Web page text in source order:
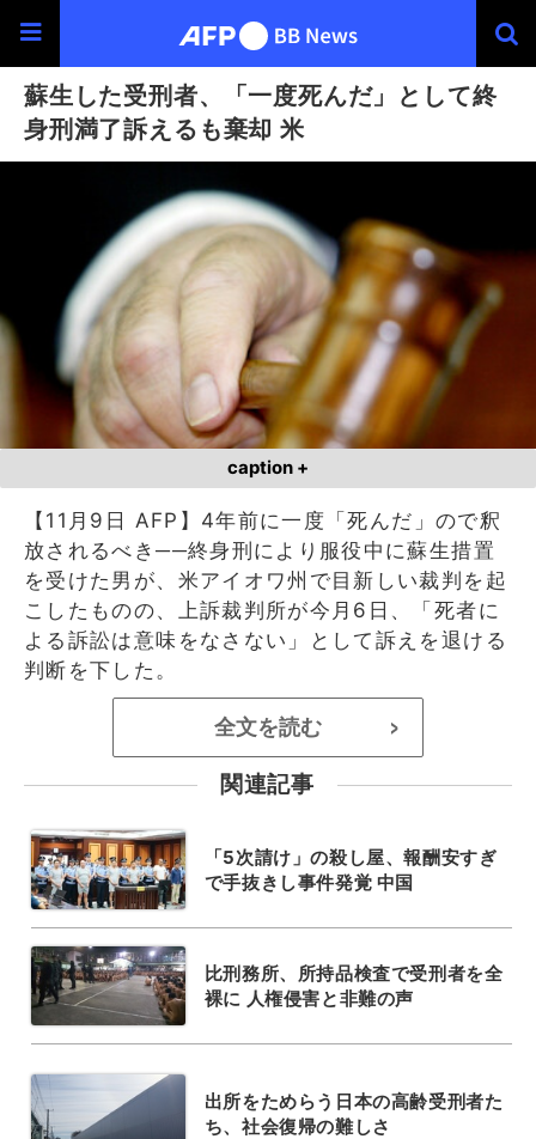
蘇生した受刑者、「一度死んだ」として終
身刑満了訴えるも棄却 米
caption +
【11月9日 AFP】4年前に一度「死んだ」ので釈
放されるべき──終身刑により服役中に蘇生措置
を受けた男が、米アイオワ州で目新しい裁判を起
こしたものの、上訴裁判所が今月6日、「死者に
よる訴訟は意味をなさない」として訴えを退ける
判断を下した。
全文を読む >
関連記事
「5次請け」の殺し屋、報酬安すぎ
で手抜きし事件発覚 中国
比刑務所、所持品検査で受刑者を全
裸に 人権侵害と非難の声
出所をためらう日本の高齢受刑者た
ち、社会復帰の難しさ